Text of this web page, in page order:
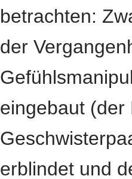
betrachten:
der
eingebaut (der
erblindet und